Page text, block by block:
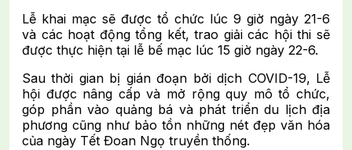
Lễ khai mạc sẽ được tổ chức lúc 9 giờ ngày 21-6
và các hoạt động tổng kết, trao giải các hội thi sẽ
được thực hiện tại lễ bế mạc lúc 15 giờ ngày 22-6.
Sau thời gian bị gián đoạn bởi dịch COVID-19, Lễ
hội được nâng cấp và mở rộng quy mô tổ chức,
góp phần vào quảng bá và phát triển du lịch địa
phương cũng như bảo tồn những nét đẹp văn hóa
của ngày Tết Ðoan Ngọ truyền thống.